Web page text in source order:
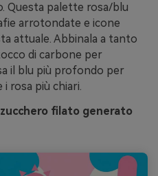
Questa palette rosa/blu
arrotondate e icone
attuale. Abbinala a tanto
di carbone per
il blu più profondo per
rosa più chiari.
filato generato